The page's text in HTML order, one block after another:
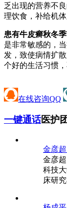
乏出现的营养不
理饮食，补给机体
患有牛皮癣秋冬
是非常敏感的，
发，致使病情扩
个好的生活习惯
在线咨询QQ
一键通话医护
金彦
金彦
科技
床研